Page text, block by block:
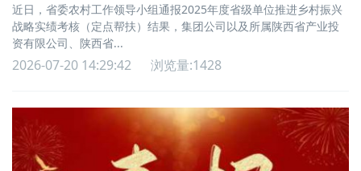
近日，省委农村工作领导小组通报2025年度省级单位推进乡村振兴
战略实绩考核（定点帮扶）结果，集团公司以及所属陕西省产业投
资有限公司、陕西省...
2026-07-20 14:29:42 浏览量:1428